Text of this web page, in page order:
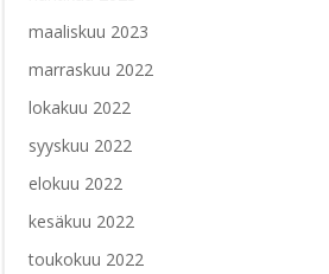
maaliskuu 2023
marraskuu 2022
lokakuu 2022
syyskuu 2022
elokuu 2022
kesäkuu 2022
toukokuu 2022